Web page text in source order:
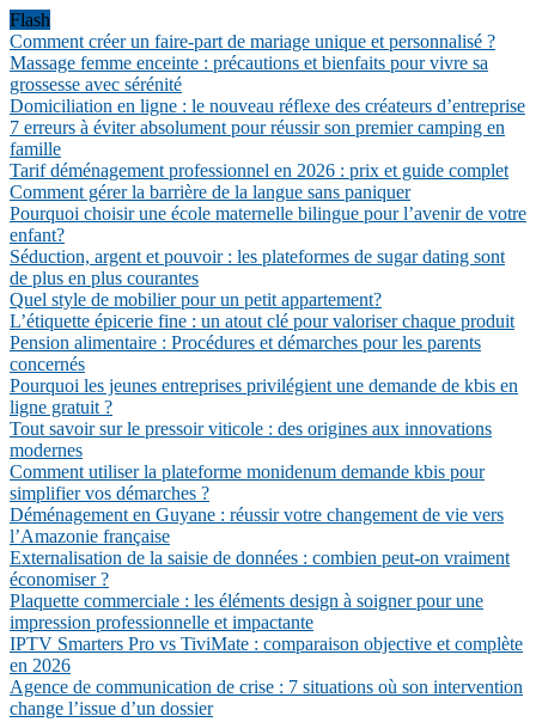
Flash
Comment créer un faire-part de mariage unique et personnalisé ?
Massage femme enceinte : précautions et bienfaits pour vivre sa
grossesse avec sérénité
Domiciliation en ligne : le nouveau réflexe des créateurs d’entreprise
7 erreurs à éviter absolument pour réussir son premier camping en
famille
Tarif déménagement professionnel en 2026 : prix et guide complet
Comment gérer la barrière de la langue sans paniquer
Pourquoi choisir une école maternelle bilingue pour l’avenir de votre
enfant?
Séduction, argent et pouvoir : les plateformes de sugar dating sont
de plus en plus courantes
Quel style de mobilier pour un petit appartement?
L’étiquette épicerie fine : un atout clé pour valoriser chaque produit
Pension alimentaire : Procédures et démarches pour les parents
concernés
Pourquoi les jeunes entreprises privilégient une demande de kbis en
ligne gratuit ?
Tout savoir sur le pressoir viticole : des origines aux innovations
modernes
Comment utiliser la plateforme monidenum demande kbis pour
simplifier vos démarches ?
Déménagement en Guyane : réussir votre changement de vie vers
l’Amazonie française
Externalisation de la saisie de données : combien peut-on vraiment
économiser ?
Plaquette commerciale : les éléments design à soigner pour une
impression professionnelle et impactante
IPTV Smarters Pro vs TiviMate : comparaison objective et complète
en 2026
Agence de communication de crise : 7 situations où son intervention
change l’issue d’un dossier